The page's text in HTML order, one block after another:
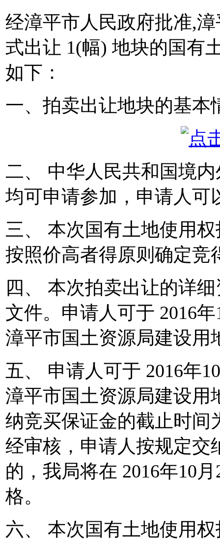
经漳平市人民政府批准,
式出让 1(幅) 地块的国有
如下：
一、拍卖出让地块的基本
二、 中华人民共和国境
均可申请参加，申请人可
三、 本次国有土地使用
按照价高者得原则确定竞
四、 本次拍卖出让的详
文件。申请人可于 2016
漳平市国土资源局建设用
五、 申请人可于 2016年
漳平市国土资源局建设用
纳竞买保证金的截止时间
经审核，申请人按规定交
的，我局将在 2016年10
格。
六、 本次国有土地使用